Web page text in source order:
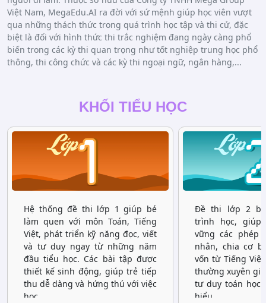
Việt Nam, MegaEdu.AI ra đời với sứ mệnh giúp học viên vượt
qua những thách thức trong quá trình học tập và thi cử, đặc
biệt là đối với hình thức thi trắc nghiệm đang ngày càng phổ
biến trong các kỳ thi quan trọng như tốt nghiệp trung học phổ
thông, thi công chức và các kỳ thi ngoại ngữ, ngân hàng,...
KHỐI TIỂU HỌC
Hệ thống đề thi lớp 1 giúp bé
làm quen với môn Toán, Tiếng
Việt, phát triển kỹ năng đọc, viết
và tư duy ngay từ những năm
đầu tiểu học. Các bài tập được
thiết kế sinh động, giúp trẻ tiếp
thu dễ dàng và hứng thú với việc
học.
Đề thi lớp 2
trình học, giúp
vững các phép
nhân, chia cơ
vốn từ Tiếng
thường xuyên
tư duy toán học
hiểu.